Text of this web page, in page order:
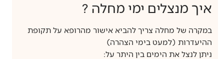
איך מנצלים ימי מחלה ?​
במקרה של מחלה צריך להביא אישור מהרופא על תקופת
ההיעדרות (למעט בימי הצהרה)
ניתן לנצל את הימים בין היתר על: